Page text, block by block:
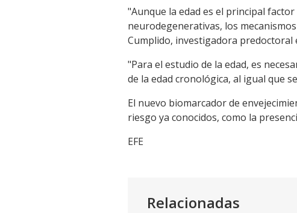
"Aunque la edad es el principal
neurodegenerativas, los
Cumplido, investigadora predoctoral
"Para el estudio de la edad, es
de la edad cronológica, al igual que
El nuevo biomarcador de
riesgo ya conocidos, como la
EFE
Relacionadas